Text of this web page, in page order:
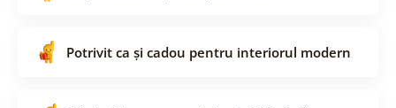
Potrivit ca și cadou pentru interiorul modern